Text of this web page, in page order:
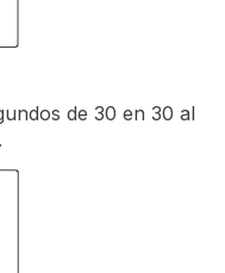
de 30 en 30 al